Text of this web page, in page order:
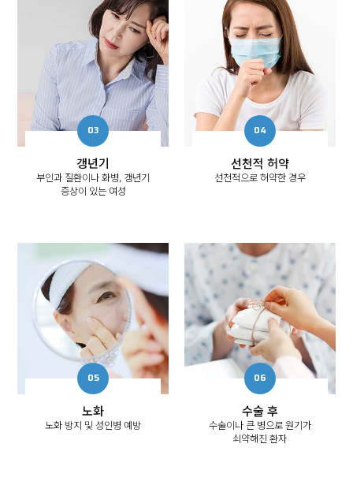
갱년기
부인과 질환이나 화병, 갱년기
증상이 있는 여성
선천적 허약
선천적으로 허약한 경우
노화
노화 방지 및 성인병 예방
수술 후
수술이나 큰 병으로 원기가
쇠약해진 환자